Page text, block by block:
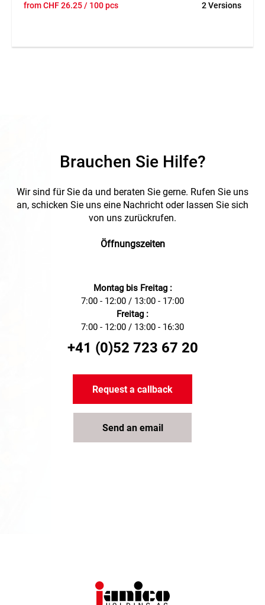
fromCHF26.25/ 100 pcs 2 Versions
Brauchen Sie Hilfe?
Wir sind für Sie da und beraten Sie gerne. Rufen Sie uns
an, schicken Sie uns eine Nachricht oder lassen Sie sich
von uns zurückrufen.
Öffnungszeiten
Montag bis Freitag :
7:00 - 12:00 / 13:00 - 17:00
Freitag :
7:00 - 12:00 / 13:00 - 16:30
+41 (0)52 723 67 20
Request a callback
Send an email